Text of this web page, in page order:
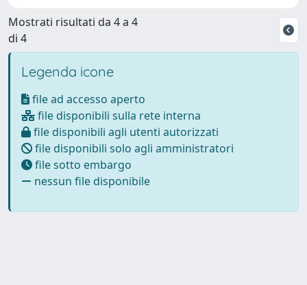
Mostrati risultati da 4 a 4
di 4
Legenda icone
file ad accesso aperto
file disponibili sulla rete interna
file disponibili agli utenti autorizzati
file disponibili solo agli amministratori
file sotto embargo
nessun file disponibile